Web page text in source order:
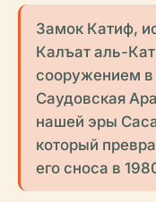
Замок Катиф,
Калъат аль-
сооружением в
Саудовская
нашей эры
который
его сноса в